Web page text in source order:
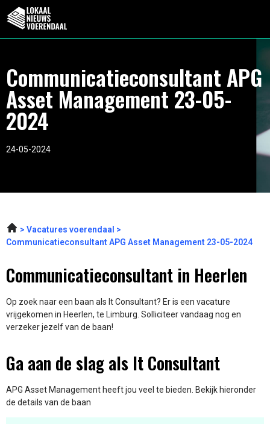
Communicatieconsultant APG
Asset Management 23-05-
2024
24-05-2024
Vacatures voerendaal
Communicatieconsultant APG Asset Management 23-05-2024
Communicatieconsultant in Heerlen
Op zoek naar een baan als It Consultant? Er is een vacature
vrijgekomen in Heerlen, te Limburg. Solliciteer vandaag nog en
verzeker jezelf van de baan!
Ga aan de slag als It Consultant
APG Asset Management heeft jou veel te bieden. Bekijk hieronder
de details van de baan